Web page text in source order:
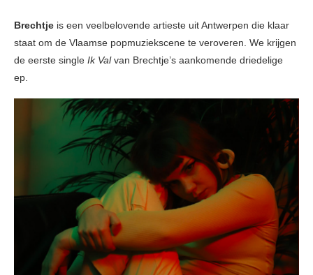
Brechtje is een veelbelovende artieste uit Antwerpen die klaar
staat om de Vlaamse popmuziekscene te veroveren. We krijgen
de eerste single Ik Valvan Brechtje’s aankomende driedelige
ep.